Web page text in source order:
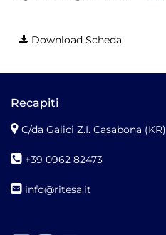
Download Scheda
Recapiti
C/da Galici Z.I. Casabona (KR)
+39 0962 82473
info@ritesa.it